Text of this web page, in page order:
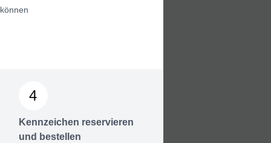
4
Kennzeichen reservieren
und bestellen